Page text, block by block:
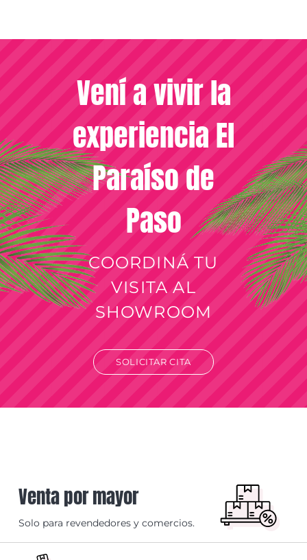
Vení a vivir la
experiencia El
Paraíso de
Paso
COORDINÁ TU
VISITA AL
SHOWROOM
SOLICITAR CITA
Venta por mayor
Solo para revendedores y comercios.